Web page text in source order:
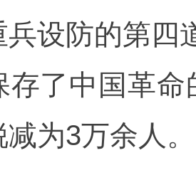
兵设防的第四
存了中国革
为3万余人。